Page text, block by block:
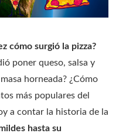
cómo surgió la pizza?
poner queso, salsa y
horneada? ¿Cómo
más populares del
a contar la historia de la
hasta su